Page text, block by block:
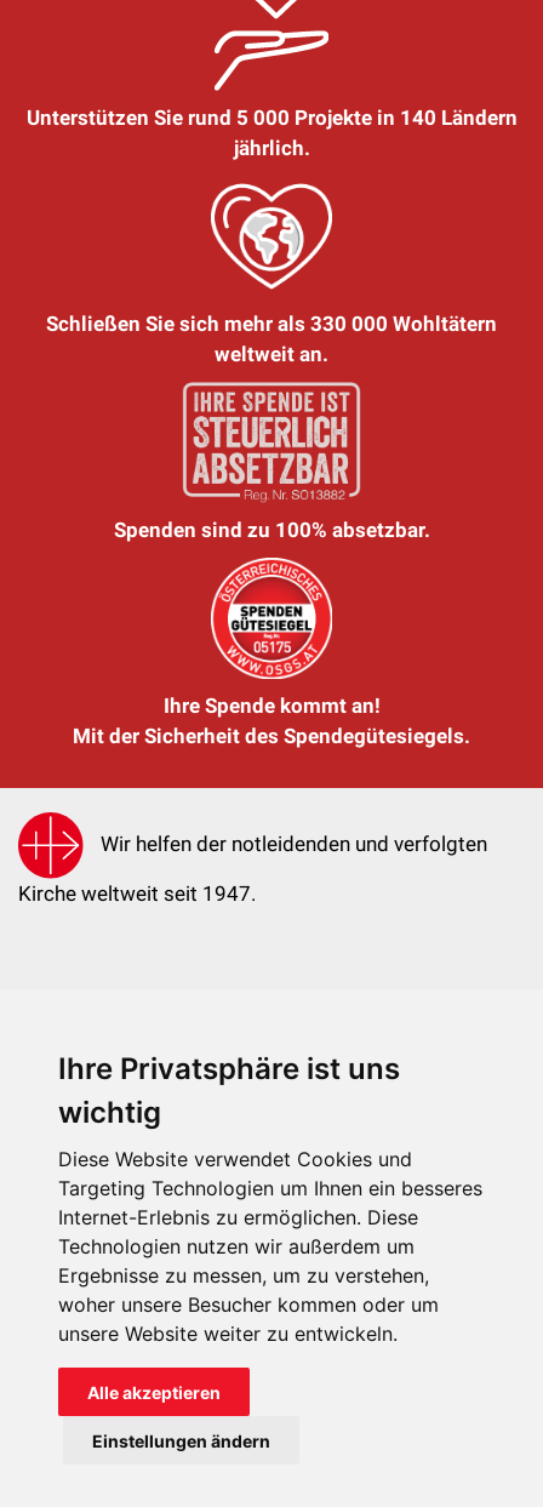
Ihre Privatsphäre ist uns
wichtig
Diese Website verwendet Cookies und
Targeting Technologien um Ihnen ein besseres
Internet-Erlebnis zu ermöglichen. Diese
Technologien nutzen wir außerdem um
Ergebnisse zu messen, um zu verstehen,
woher unsere Besucher kommen oder um
unsere Website weiter zu entwickeln.
Alle akzeptieren
Einstellungen ändern
Unterstützen Sie rund 5 000 Projekte in 140 Ländern
jährlich.
Schließen Sie sich mehr als 330 000 Wohltätern
weltweit an.
Spenden sind zu 100% absetzbar.
Ihre Spende kommt an!
Mit der Sicherheit des Spendegütesiegels.
Wir helfen der notleidenden und verfolgten
Kirche weltweit seit 1947.
KIRCHE IN NOT - Österreich
kin@kircheinnot.at
KIN weltweit
Impressum Datenschutz